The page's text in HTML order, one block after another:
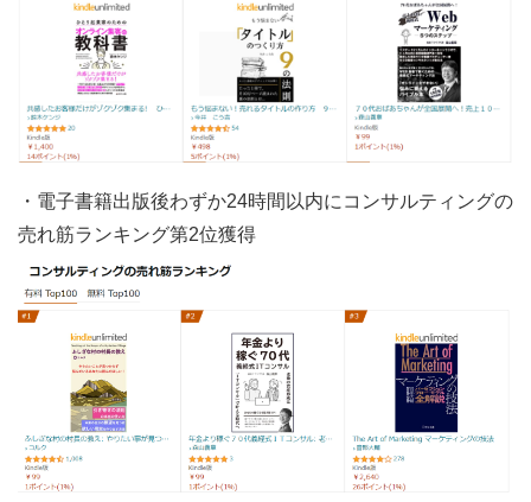
・電子書籍出版後わずか24時間以内にコンサルティングの
売れ筋ランキング第2位獲得